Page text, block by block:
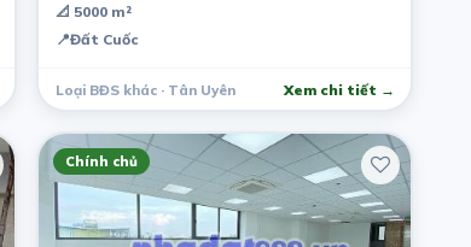
📐 5000 m²
📍Đất Cuốc
Loại BĐS khác · Tân Uyên Xem chi tiết →
Chính chủ